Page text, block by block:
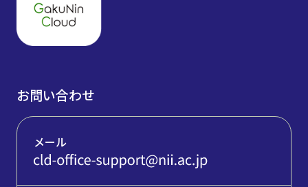
お問い合わせ
メール